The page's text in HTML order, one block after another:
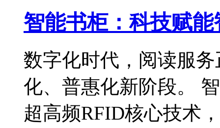
智能书柜：科技赋
数字化时代，阅读服
化、普惠化新阶段。
超高频RFID核心技术